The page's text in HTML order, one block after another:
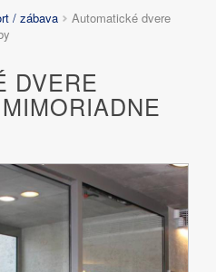
/ zábava
Automatické dvere
DVERE